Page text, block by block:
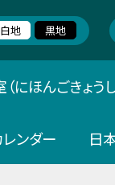
白地 黒地
にほんごきょうし
レンダー 日